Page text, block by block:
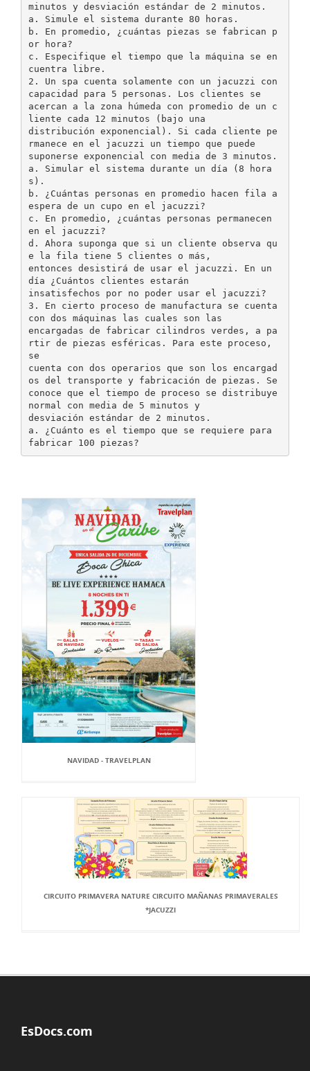
minutos y desviación estándar de 2 minutos.
a. Simule el sistema durante 80 horas.
b. En promedio, ¿cuántas piezas se fabrican p
or hora?
c. Especifique el tiempo que la máquina se en
cuentra libre.
2. Un spa cuenta solamente con un jacuzzi con
capacidad para 5 personas. Los clientes se
acercan a la zona húmeda con promedio de un c
liente cada 12 minutos (bajo una
distribución exponencial). Si cada cliente pe
rmanece en el jacuzzi un tiempo que puede
suponerse exponencial con media de 3 minutos.
a. Simular el sistema durante un día (8 hora
s).
b. ¿Cuántas personas en promedio hacen fila a
espera de un cupo en el jacuzzi?
c. En promedio, ¿cuántas personas permanecen
en el jacuzzi?
d. Ahora suponga que si un cliente observa qu
e la fila tiene 5 clientes o más,
entonces desistirá de usar el jacuzzi. En un
día ¿Cuántos clientes estarán
insatisfechos por no poder usar el jacuzzi?
3. En cierto proceso de manufactura se cuenta
con dos máquinas las cuales son las
encargadas de fabricar cilindros verdes, a pa
rtir de piezas esféricas. Para este proceso,
se
cuenta con dos operarios que son los encargad
os del transporte y fabricación de piezas. Se
conoce que el tiempo de proceso se distribuye
normal con media de 5 minutos y
desviación estándar de 2 minutos.
a. ¿Cuánto es el tiempo que se requiere para
NAVIDAD - TRAVELPLAN
CIRCUITO PRIMAVERA NATURE CIRCUITO MAÑANAS PRIMAVERALES
*JACUZZI
EsDocs.com